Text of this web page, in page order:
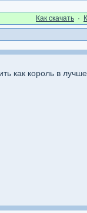
Как cкачать ·
как король в